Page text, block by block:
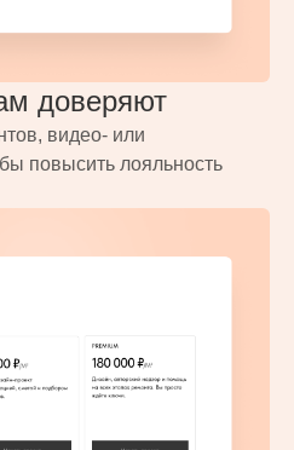
доверяют
видео- или
повысить лояльность